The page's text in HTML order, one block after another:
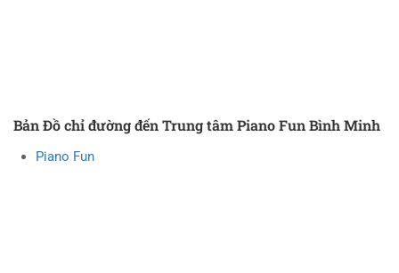
Bản Đồ chỉ đường đến Trung tâm Piano Fun Bình Minh
Piano Fun